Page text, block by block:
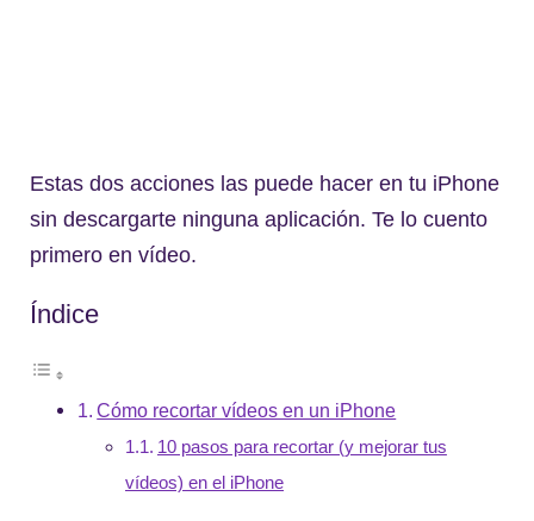
Estas dos acciones las puede hacer en tu iPhone
sin descargarte ninguna aplicación. Te lo cuento
primero en vídeo.
Índice
Cómo recortar vídeos en un iPhone
10 pasos para recortar (y mejorar tus
vídeos) en el iPhone